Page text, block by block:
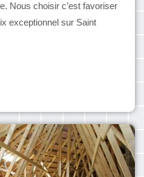
Nous choisir c’est favoriser
exceptionnel sur Saint